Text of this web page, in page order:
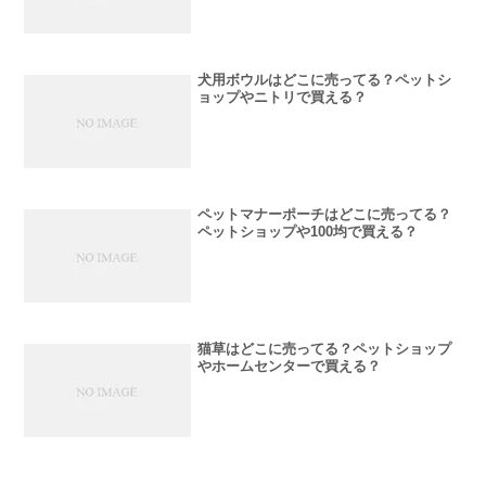
犬用ボウルはどこに売ってる？ペットシ
ョップやニトリで買える？
ペットマナーポーチはどこに売ってる？
ペットショップや100均で買える？
猫草はどこに売ってる？ペットショップ
やホームセンターで買える？